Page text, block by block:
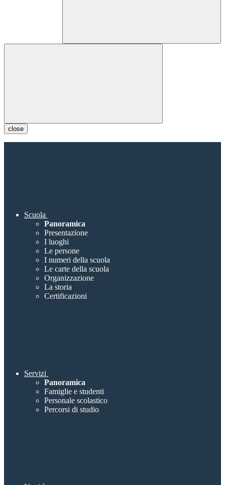
close
Scuola
Panoramica
Presentazione
I luoghi
Le persone
I numeri della scuola
Le carte della scuola
Organizzazione
La storia
Certificazioni
Servizi
Panoramica
Famiglie e studenti
Personale scolastico
Percorsi di studio